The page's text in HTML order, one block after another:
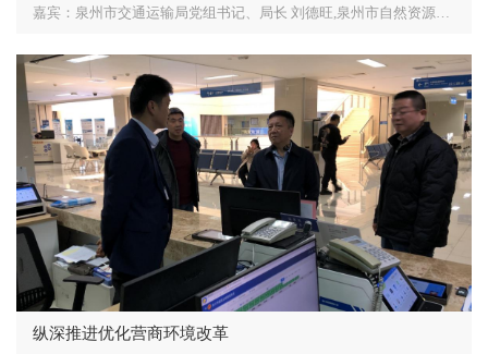
嘉宾： 泉州市交通运输局党组书记、局长 刘德旺,泉州市自然资源和规划局总规划师 师蔡东,泉州市城市建设发展中心主任 李建强,泉州交通发展集团党委委员、副总经理 颜永强,泉州市路桥发展集团党委副书记、董事、总经理 吴文鸿
纵深推进优化营商环境改革